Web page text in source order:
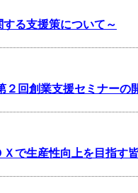
する支援策について～
２回創業支援セミナーの
Ｘで生産性向上を目指す